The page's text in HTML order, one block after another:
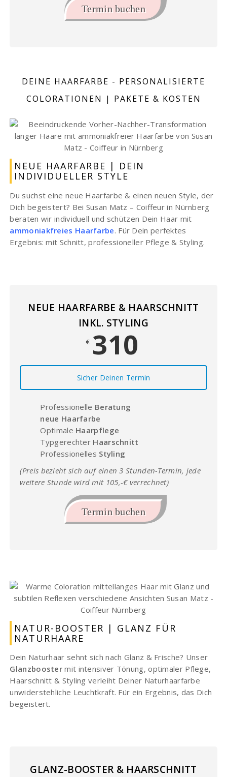
Termin buchen
DEINE HAARFARBE - PERSONALISIERTE
COLORATIONEN | PAKETE & KOSTEN
NEUE HAARFARBE | DEIN
INDIVIDUELLER STYLE
Du suchst eine neue Haarfarbe & einen neuen Style, der
Dich begeistert? Bei Susan Matz – Coiffeur in Nürnberg
beraten wir individuell und schützen Dein Haar mit
ammoniakfreies Haarfarbe. Für Dein perfektes
Ergebnis: mit Schnitt, professioneller Pflege & Styling.
NEUE HAARFARBE & HAARSCHNITT
INKL. STYLING
€ 310
Sicher Deinen Termin
Professionelle Beratung
neue Haarfarbe
Optimale Haarpflege
Typgerechter Haarschnitt
Professionelles Styling
(Preis bezieht sich auf einen 3 Stunden-Termin, jede
weitere Stunde wird mit 105,-€ verrechnet)
Termin buchen
NATUR-BOOSTER | GLANZ FÜR
NATURHAARE
Dein Naturhaar sehnt sich nach Glanz & Frische? Unser
Glanzbooster mit intensiver Tönung, optimaler Pflege,
Haarschnitt & Styling verleiht Deiner Naturhaarfarbe
unwiderstehliche Leuchtkraft. Für ein Ergebnis, das Dich
begeistert.
GLANZ-BOOSTER & HAARSCHNITT